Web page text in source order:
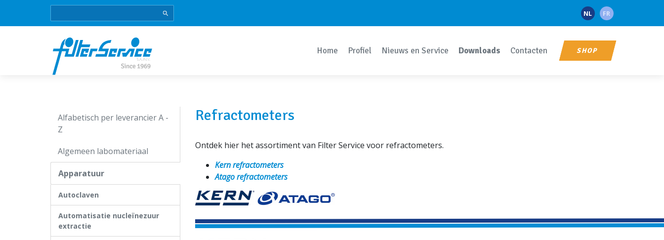
NL FR
SHOP
Home Profiel Nieuws en Service Downloads Contacten
Alfabetisch per leverancier A -
Z
Algemeen labomateriaal
Apparatuur
Autoclaven
Automatisatie nucleïnezuur
extractie
Refractometers
Ontdek hier het assortiment van Filter Service voor refractometers.
Kern refractometers
Atago refractometers